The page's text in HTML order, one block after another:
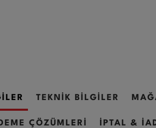
TEKNİK BİLGİLER
ÇÖZÜMLERİ İPTAL &